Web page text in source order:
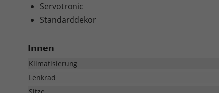
Servotronic
Standarddekor
Innen
Klimatisierung
Lenkrad
Sitze